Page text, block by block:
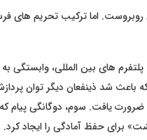
اما ترکیب تحریم های
پلتفرم های بین المللی، وابستگی
شد ذینفعان دیگر توان
یافت. سوم، دوگانگی پیام
برای حفظ آمادگی را ایجاد کرد.